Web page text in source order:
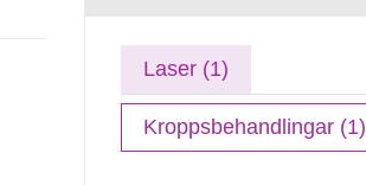
Laser (1)
Kroppsbehandlingar (1)